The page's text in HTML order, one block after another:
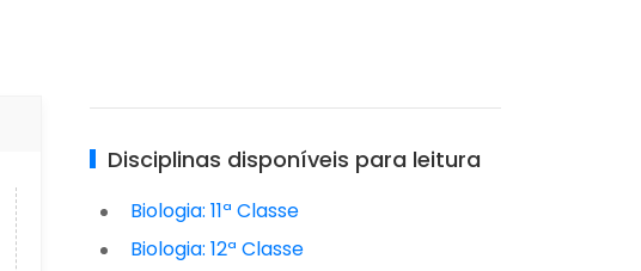
Disciplinas disponíveis para leitura
Biologia: 11ª Classe
Biologia: 12ª Classe